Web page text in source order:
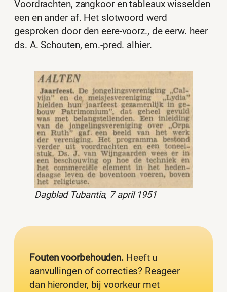
Voordrachten, zangkoor en tableaux wisselden
een en ander af. Het slotwoord werd
gesproken door den eere-voorz., de eerw. heer
ds. A. Schouten, em.-pred. alhier.
Dagblad Tubantia, 7 april 1951
Fouten voorbehouden. Heeft u
aanvullingen of correcties? Reageer
dan hieronder, bij voorkeur met